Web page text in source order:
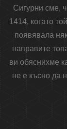
Сигурни сме,
1414, когато
появявала
направите
ви обяснихме
не е късно да